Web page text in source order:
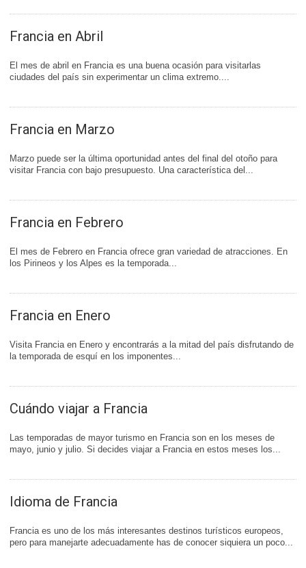
Francia en Abril
El mes de abril en Francia es una buena ocasión para visitarlas
ciudades del país sin experimentar un clima extremo....
Francia en Marzo
Marzo puede ser la última oportunidad antes del final del otoño para
visitar Francia con bajo presupuesto. Una característica del...
Francia en Febrero
El mes de Febrero en Francia ofrece gran variedad de atracciones. En
los Pirineos y los Alpes es la temporada...
Francia en Enero
Visita Francia en Enero y encontrarás a la mitad del país disfrutando de
la temporada de esquí en los imponentes...
Cuándo viajar a Francia
Las temporadas de mayor turismo en Francia son en los meses de
mayo, junio y julio. Si decides viajar a Francia en estos meses los...
Idioma de Francia
Francia es uno de los más interesantes destinos turísticos europeos,
pero para manejarte adecuadamente has de conocer siquiera un poco...